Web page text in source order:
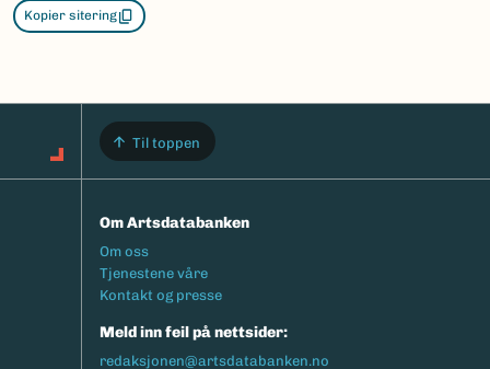
Kopier sitering
Til toppen
Om Artsdatabanken
Footermeny
Om oss
Tjenestene våre
Kontakt og presse
Meld inn feil på nettsider:
redaksjonen@artsdatabanken.no